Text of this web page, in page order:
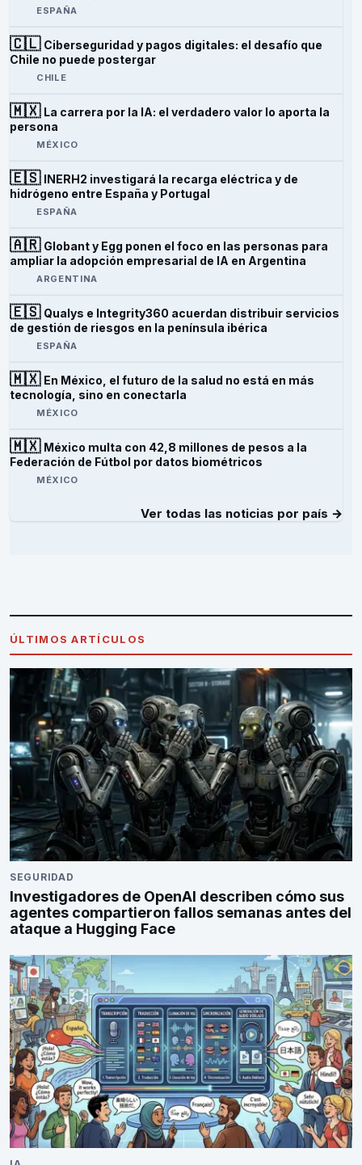
ESPAÑA
🇨🇱 Ciberseguridad y pagos digitales: el desafío que
Chile no puede postergar
CHILE
🇲🇽 La carrera por la IA: el verdadero valor lo aporta la
persona
MÉXICO
🇪🇸 INERH2 investigará la recarga eléctrica y de
hidrógeno entre España y Portugal
ESPAÑA
🇦🇷 Globant y Egg ponen el foco en las personas para
ampliar la adopción empresarial de IA en Argentina
ARGENTINA
🇪🇸 Qualys e Integrity360 acuerdan distribuir servicios
de gestión de riesgos en la península ibérica
ESPAÑA
🇲🇽 En México, el futuro de la salud no está en más
tecnología, sino en conectarla
MÉXICO
🇲🇽 México multa con 42,8 millones de pesos a la
Federación de Fútbol por datos biométricos
MÉXICO
Ver todas las noticias por país →
ÚLTIMOS ARTÍCULOS
SEGURIDAD
Investigadores de OpenAI describen cómo sus
agentes compartieron fallos semanas antes del
ataque a Hugging Face